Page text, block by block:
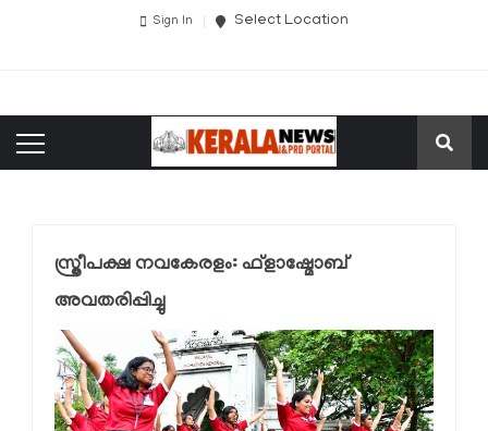
Sign In Select Location
സ്ത്രീപക്ഷ നവകേരളം: ഫ്ളാഷ്മോബ്
അവതരിപ്പിച്ചു